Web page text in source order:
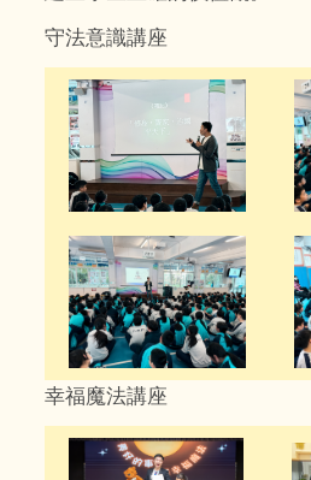
守法意識講座
幸福魔法講座